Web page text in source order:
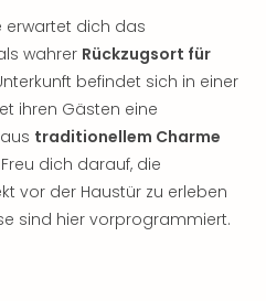
erwartet dich das
wahrer Rückzugsort für
befindet sich in einer
ihren Gästen eine
traditionellem Charme
Freu dich darauf, die
vor der Haustür zu erleben
sind hier vorprogrammiert.